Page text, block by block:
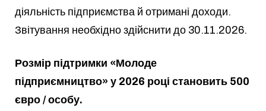
діяльність підприємства й отримані доходи.
Звітування необхідно здійснити до 30.11.2026.
Розмір підтримки «Молоде
підприємництво» у 2026 році становить 500
євро / особу.